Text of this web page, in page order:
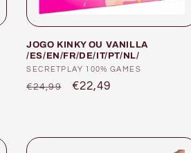
JOGO KINKY OU VANILLA
/ES/EN/FR/DE/IT/PT/NL/
Fornecedor:
SECRETPLAY 100% GAMES
Preço
€24,99
Preço
€22,49